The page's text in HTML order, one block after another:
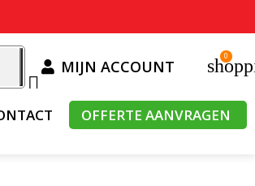

MIJN ACCOUNT
0
OFFERTE AANVRAGEN